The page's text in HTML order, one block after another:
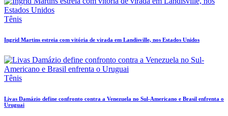
Tênis
Ingrid Martins estreia com vitória de virada em Landisville, nos Estados Unidos
Tênis
Livas Damázio define confronto contra a Venezuela no Sul-Americano e Brasil enfrenta o
Uruguai